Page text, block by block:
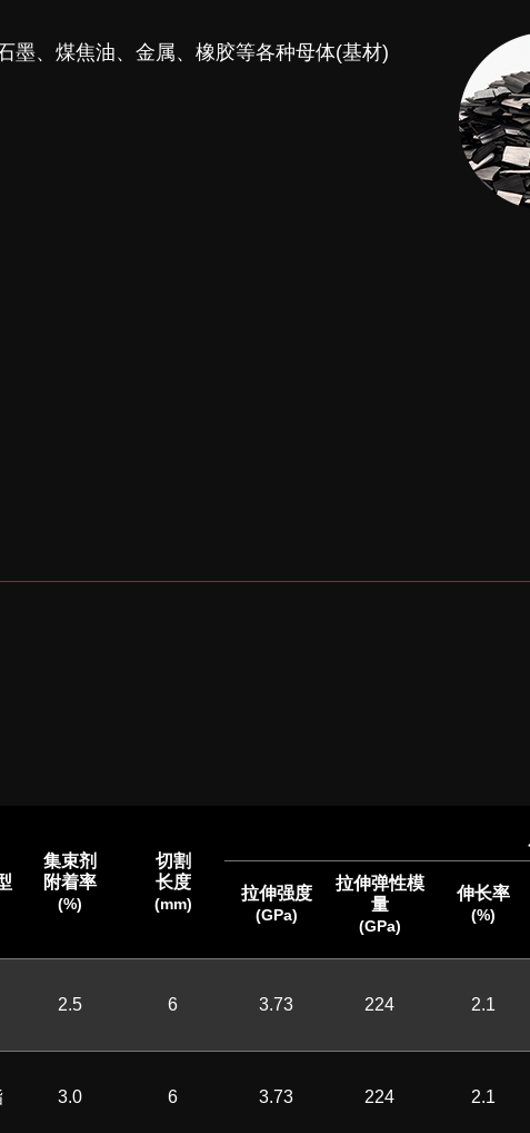
墨、煤焦油、金属、橡胶等各种母体(基材)
集束剂
附着率
(%)
切割
长度
(mm)
拉伸强度
(GPa)
拉伸弹性模
量
(GPa)
伸长率
(%)
2.5 6 3.73 224 2.1
3.0 6 3.73 224 2.1